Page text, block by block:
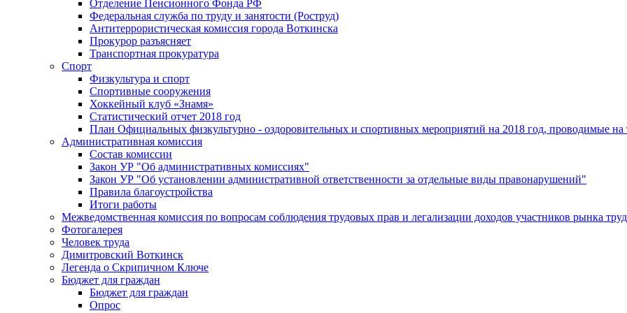
Отделение Пенсионного Фонда РФ
Федеральная служба по труду и занятости (Роструд)
Антитеррористическая комиссия города Воткинска
Прокурор разъясняет
Транспортная прокуратура
Спорт
Физкультура и спорт
Спортивные сооружения
Хоккейный клуб «Знамя»
Статистический отчет 2018 год
План Официальных физкультурно - оздоровительных и спортивных мероприятий на 2018 год, проводимые
Административная комиссия
Состав комиссии
Закон УР "Об административных комиссиях"
Закон УР "Об установлении административной ответственности за отдельные виды правонарушений"
Правила благоустройства
Итоги работы
Межведомственная комиссия по вопросам соблюдения трудовых прав и легализации доходов участников рынка
Фотогалерея
Человек труда
Димитровский Воткинск
Легенда о Скрипичном Ключе
Бюджет для граждан
Бюджет для граждан
Опрос